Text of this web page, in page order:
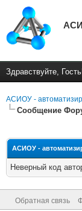
Здравствуйте,
АСИОУ -
Сообщение
АСИОУ -
Неверный код
Обратная связь